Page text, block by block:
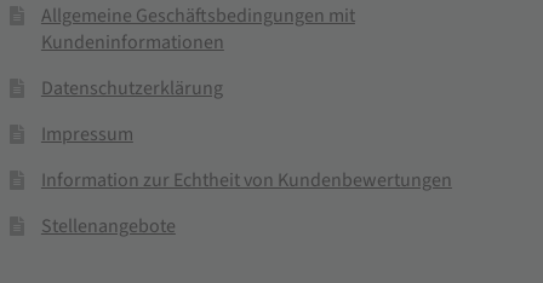
Allgemeine Geschäftsbedingungen mit
Kundeninformationen
Datenschutzerklärung
Impressum
Information zur Echtheit von Kundenbewertungen
Stellenangebote